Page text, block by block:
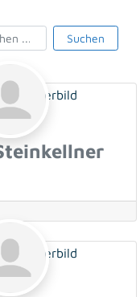
...
... Suchen